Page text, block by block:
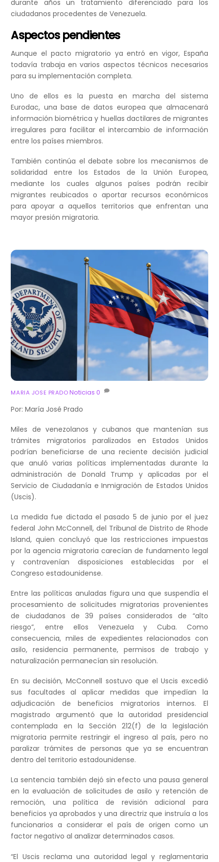
durante años un tratamiento diferenciado para los
ciudadanos procedentes de Venezuela.
Aspectos pendientes
Aunque el pacto migratorio ya entró en vigor, España
todavía trabaja en varios aspectos técnicos necesarios
para su implementación completa.
Uno de ellos es la puesta en marcha del sistema
Eurodac, una base de datos europea que almacenará
información biométrica y huellas dactilares de migrantes
irregulares para facilitar el intercambio de información
entre los países miembros.
También continúa el debate sobre los mecanismos de
solidaridad entre los Estados de la Unión Europea,
mediante los cuales algunos países podrán recibir
migrantes reubicados o aportar recursos económicos
para apoyar a aquellos territorios que enfrentan una
mayor presión migratoria.
MARIA JOSE PRADO Noticias 0
Por: María José Prado
Miles de venezolanos y cubanos que mantenían sus
trámites migratorios paralizados en Estados Unidos
podrían beneficiarse de una reciente decisión judicial
que anuló varias políticas implementadas durante la
administración de Donald Trump y aplicadas por el
Servicio de Ciudadanía e Inmigración de Estados Unidos
(Uscis).
La medida fue dictada el pasado 5 de junio por el juez
federal John McConnell, del Tribunal de Distrito de Rhode
Island, quien concluyó que las restricciones impuestas
por la agencia migratoria carecían de fundamento legal
y contravenían disposiciones establecidas por el
Congreso estadounidense.
Entre las políticas anuladas figura una que suspendía el
procesamiento de solicitudes migratorias provenientes
de ciudadanos de 39 países considerados de “alto
riesgo”, entre ellos Venezuela y Cuba. Como
consecuencia, miles de expedientes relacionados con
asilo, residencia permanente, permisos de trabajo y
naturalización permanecían sin resolución.
En su decisión, McConnell sostuvo que el Uscis excedió
sus facultades al aplicar medidas que impedían la
adjudicación de beneficios migratorios internos. El
magistrado argumentó que la autoridad presidencial
contemplada en la Sección 212(f) de la legislación
migratoria permite restringir el ingreso al país, pero no
paralizar trámites de personas que ya se encuentran
dentro del territorio estadounidense.
La sentencia también dejó sin efecto una pausa general
en la evaluación de solicitudes de asilo y retención de
remoción, una política de revisión adicional para
beneficios ya aprobados y una directriz que instruía a los
funcionarios a considerar el país de origen como un
factor negativo al analizar determinados casos.
“El Uscis reclama una autoridad legal y reglamentaria